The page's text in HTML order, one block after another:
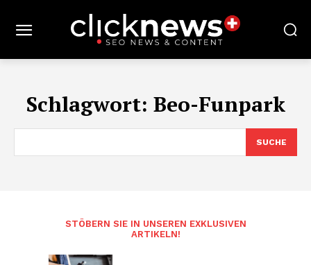
Schlagwort: Beo-Funpark
SUCHE
STÖBERN SIE IN UNSEREN EXKLUSIVEN
ARTIKELN!